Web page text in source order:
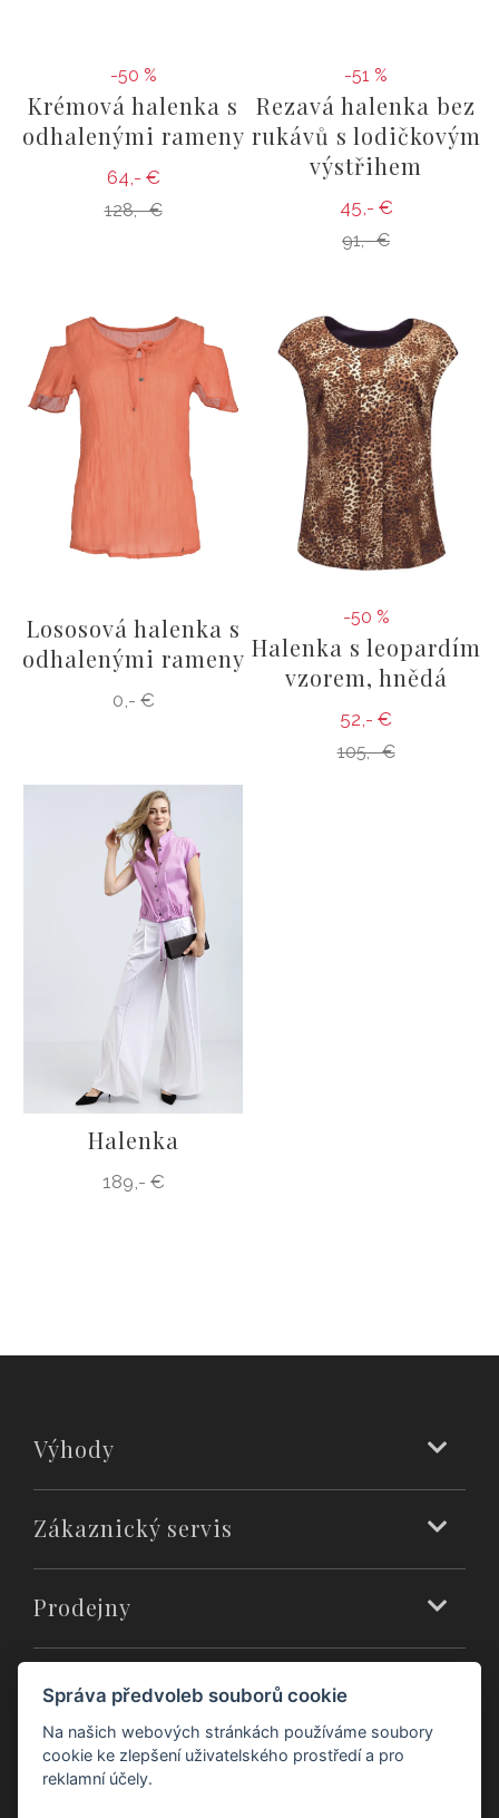
-50 %
Krémová halenka s
odhalenými rameny
64,- €
128,- €
-51 %
Rezavá halenka bez
rukávů s lodičkovým
výstřihem
45,- €
91,- €
Lososová halenka s
odhalenými rameny
0,- €
-50 %
Halenka s leopardím
vzorem, hnědá
52,- €
105,- €
Halenka
189,- €
Výhody
Zákaznický servis
Prodejny
O nás
Správa předvoleb souborů cookie
Na našich webových stránkách používáme soubory
cookie ke zlepšení uživatelského prostředí a pro
reklamní účely.